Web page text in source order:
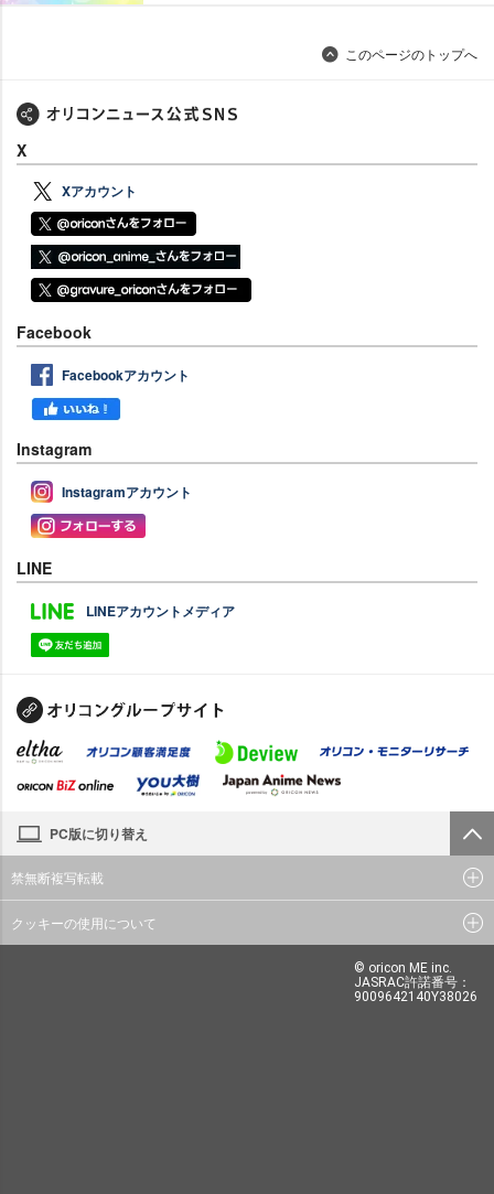
このページのトップへ
X
Xアカウント
Facebook
Facebookアカウント
Instagram
Instagramアカウント
LINE
LINEアカウントメディア
PC版に切り替え
禁無断複写転載
クッキーの使用について
© oricon ME inc.
JASRAC許諾番号：
9009642140Y38026